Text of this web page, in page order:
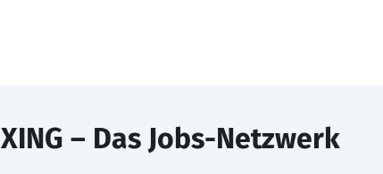
XING – Das Jobs-Netzwerk